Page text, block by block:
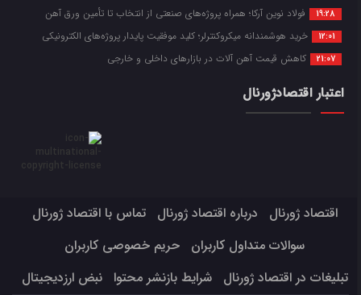
19:28 فولاد نوین آرکا؛ همراه پروژه‌های صنعتی از انتخاب تا تأمین ورق آهن
12:01 خرید هوشمندانه میکروکنترلر؛ کلید موفقیت پایدار پروژه‌های الکترونیکی
21:07 کاهش قیمت آهن آلات در بازارهای داخلی و خارجی
اعتبار اقتصادژورنال
اقتصاد ژورنال درباره اقتصاد ژورنال
تماس با اقتصاد ژورنال
سوالات متداول کاربران
حریم خصوصی کاربران
تبلیغات در اقتصاد ژورنال
شرایط بازنشر محتوا نبض ارزدیجیتال